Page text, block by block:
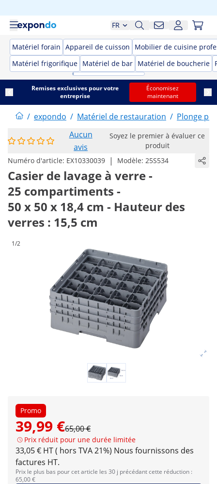
FR
Matériel forain Appareil de cuisson
Mobilier de cuisine
Matériel frigorifique Matériel de bar Matériel de boucherie
Remises exclusives pour votre
entreprise
Économisez
maintenant
/ expondo / Matériel de restauration / Plonge
Aucun
avis
Soyez le premier à évaluer ce
produit
Numéro d'article: EX10330039 | Modèle: 25S534
Casier de lavage à verre -
25 compartiments -
50 x 50 x 18,4 cm - Hauteur des
verres : 15,5 cm
1/2
Promo
39,99 €65,00 €
Prix réduit pour une durée limitée
33,05 € HT ( hors TVA 21%) Nous fournissons des
factures HT.
Prix le plus bas pour cet article les 30 j précédant cette réduction :
65,00 €